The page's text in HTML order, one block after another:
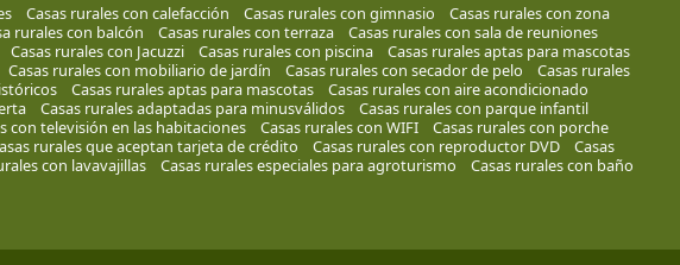
Casas rurales con calefacción Casas rurales con gimnasio
Casas rurales con zona
rurales con balcón Casas rurales con terraza
Casas rurales con sala de reuniones
Casas rurales con Jacuzzi Casas rurales con piscina
Casas rurales aptas para mascotas
Casas rurales con mobiliario de jardín Casas rurales con secador de pelo
Casas rurales
Casas rurales aptas para mascotas
Casas rurales con aire acondicionado
Casas rurales adaptadas para minusválidos
Casas rurales con parque infantil
con televisión en las habitaciones Casas rurales con WIFI
Casas rurales con porche
rurales que aceptan tarjeta de crédito Casas rurales con reproductor DVD
Casas
con lavavajillas Casas rurales especiales para agroturismo
Casas rurales con baño